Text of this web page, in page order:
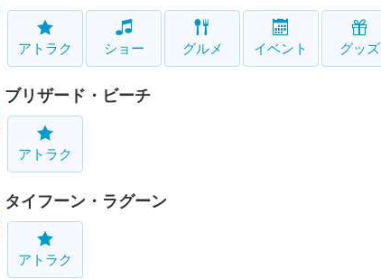
アトラク ショー グルメ イベント グッズ
ブリザード・ビーチ
アトラク
タイフーン・ラグーン
アトラク